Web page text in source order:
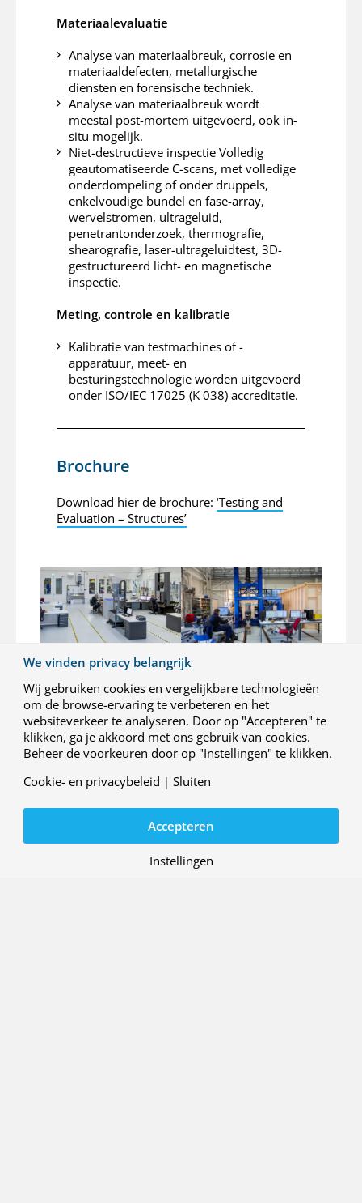
Materiaalevaluatie
Analyse van materiaalbreuk, corrosie en
materiaaldefecten, metallurgische
diensten en forensische techniek.
Analyse van materiaalbreuk wordt
meestal post-mortem uitgevoerd, ook in-
situ mogelijk.
Niet-destructieve inspectie Volledig
geautomatiseerde C-scans, met volledige
onderdompeling of onder druppels,
enkelvoudige bundel en fase-array,
wervelstromen, ultrageluid,
penetrantonderzoek, thermografie,
shearografie, laser-ultrageluidtest, 3D-
gestructureerd licht- en magnetische
inspectie.
Meting, controle en kalibratie
Kalibratie van testmachines of -
apparatuur, meet- en
besturingstechnologie worden uitgevoerd
onder ISO/IEC 17025 (K 038) accreditatie.
Brochure
Download hier de brochure: ‘Testing and
Evaluation – Structures’
We vinden privacy belangrijk
Wij gebruiken cookies en vergelijkbare technologieën
om de browse-ervaring te verbeteren en het
websiteverkeer te analyseren. Door op "Accepteren" te
klikken, ga je akkoord met ons gebruik van cookies.
Beheer de voorkeuren door op "Instellingen" te klikken.
Cookie- en privacybeleid |Sluiten
Accepteren
Instellingen